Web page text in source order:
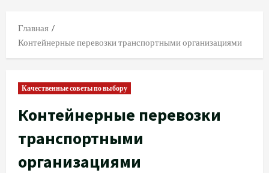
Главная
Контейнерные перевозки транспортными организациями
Качественные советы по выбору
Контейнерные перевозки
транспортными
организациями